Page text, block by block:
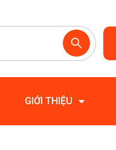
GIỚI THIỆU